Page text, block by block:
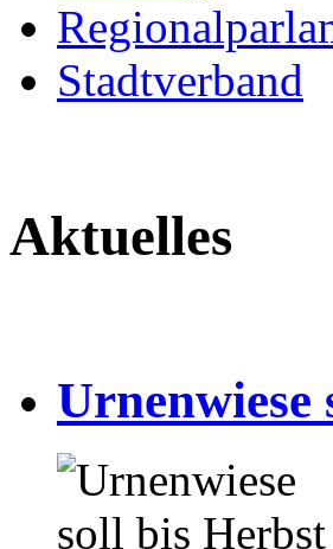
Stadtverband
Aktuelles